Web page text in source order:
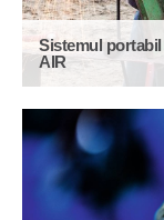
Sistemul
AIR